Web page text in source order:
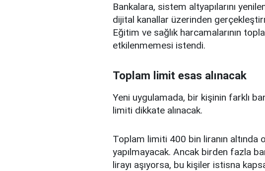
Bankalara, sistem altyapılarını
dijital kanallar üzerinden
Eğitim ve sağlık harcamalarının
etkilenmemesi istendi.
Toplam limit esas alınacak
Yeni uygulamada, bir kişinin farklı
limiti dikkate alınacak.
Toplam limiti 400 bin liranın
yapılmayacak. Ancak birden fazla
lirayı aşıyorsa, bu kişiler istisna